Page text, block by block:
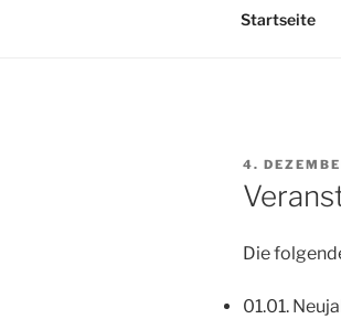
Startseite
AM
4.
Die
01.01.